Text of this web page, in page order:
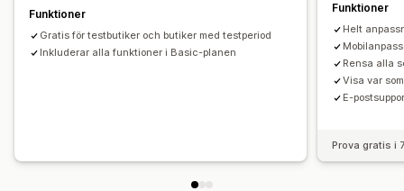
Funktioner
Gratis för testbutiker och butiker med testperiod
Inkluderar alla funktioner i Basic-planen
Funktioner
Helt
Rensa alla
Visa var
E-
Prova gratis i